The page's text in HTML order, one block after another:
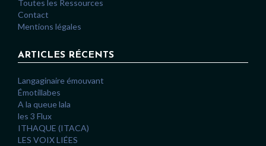
Toutes les Ressources
Contact
Mentions légales
ARTICLES RÉCENTS
Langaginaire émouvant
Émotillabes
A la queue lala
les 3 Flux
ITHAQUE (ITACA)
LES VOIX LIÉES